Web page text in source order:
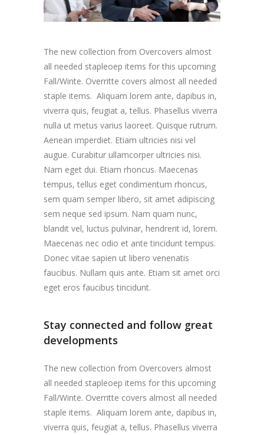
The new collection from Overcovers almost
all needed stapleoep items for this upcoming
Fall/Winte. Overritte covers almost all needed
staple items. Aliquam lorem ante, dapibus in,
viverra quis, feugiat a, tellus. Phasellus viverra
nulla ut metus varius laoreet. Quisque rutrum.
Aenean imperdiet. Etiam ultricies nisi vel
augue. Curabitur ullamcorper ultricies nisi.
Nam eget dui. Etiam rhoncus. Maecenas
tempus, tellus eget condimentum rhoncus,
sem quam semper libero, sit amet adipiscing
sem neque sed ipsum. Nam quam nunc,
blandit vel, luctus pulvinar, hendrerit id, lorem.
Maecenas nec odio et ante tincidunt tempus.
Donec vitae sapien ut libero venenatis
faucibus. Nullam quis ante. Etiam sit amet orci
eget eros faucibus tincidunt.
Stay connected and follow great
developments
The new collection from Overcovers almost
all needed stapleoep items for this upcoming
Fall/Winte. Overritte covers almost all needed
staple items. Aliquam lorem ante, dapibus in,
viverra quis, feugiat a, tellus. Phasellus viverra